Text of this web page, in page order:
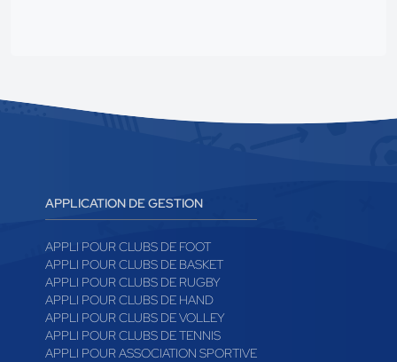
APPLICATION DE GESTION
APPLI POUR CLUBS DE FOOT
APPLI POUR CLUBS DE BASKET
APPLI POUR CLUBS DE RUGBY
APPLI POUR CLUBS DE HAND
APPLI POUR CLUBS DE VOLLEY
APPLI POUR CLUBS DE TENNIS
APPLI POUR ASSOCIATION SPORTIVE